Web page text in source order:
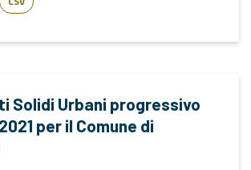
Solidi Urbani progressivo
per il Comune di